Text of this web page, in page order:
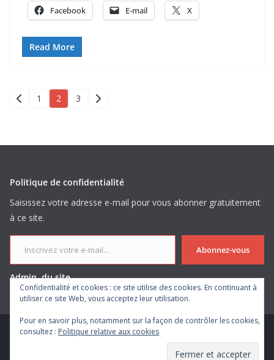
Facebook E-mail X
Read More
Pagination
publications
1 2 3
Politique de confidentialité
Saisissez votre adresse e-mail pour vous abonner gratuitement
à ce site.
Inscrivez votre e-mail...
Abonnez-vous
Admin. du site
. Tous droits réservés.
Confidentialité et cookies : ce site utilise des cookies. En continuant à
utiliser ce site Web, vous acceptez leur utilisation.
Pour en savoir plus, notamment sur la façon de contrôler les cookies,
consultez : Politique relative aux cookies